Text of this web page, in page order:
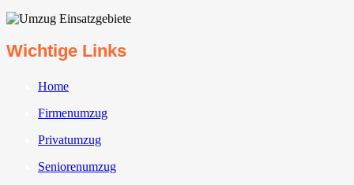
Wichtige Links
Home
Firmenumzug
Privatumzug
Seniorenumzug